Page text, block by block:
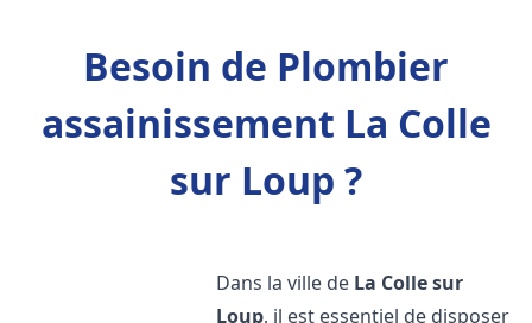
Besoin de Plombier
assainissement La Colle
sur Loup ?
Dans la ville de La Colle sur
Loup, il est essentiel de disposer